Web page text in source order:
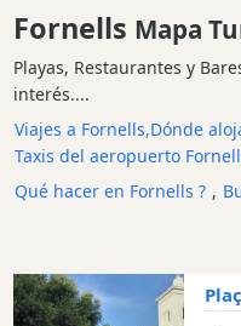
Natural
turística
Playa
Lugares
de
lugares
de
Fornells Mapa
Playas, Restaurantes y
interés....
Viajes a Fornells,Dónde
Taxis del aeropuerto
Qué hacer en Fornells ? ,